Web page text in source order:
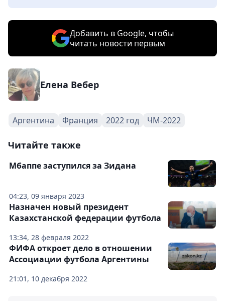
Добавить в Google, чтобы
читать новости первым
Елена Вебер
Аргентина Франция 2022 год ЧМ-2022
Читайте также
04:23, 09 января 2023
Мбаппе заступился за Зидана
13:34, 28 февраля 2022
Назначен новый президент
Казахстанской федерации футбола
21:01, 10 декабря 2022
ФИФА откроет дело в отношении
Ассоциации футбола Аргентины